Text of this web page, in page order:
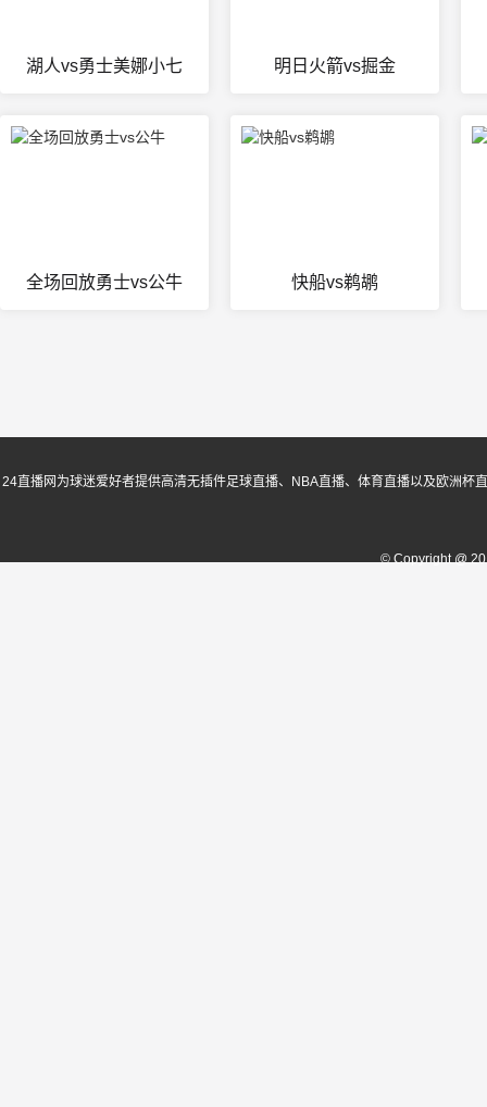
湖人vs勇士美娜小七 明日火箭vs掘金
全场回放勇士vs公牛 快船vs鹈鹕
24直播网为球迷爱好者提供高清无插件足球直播、NBA直播、体育直播以及欧洲
© Copyright @